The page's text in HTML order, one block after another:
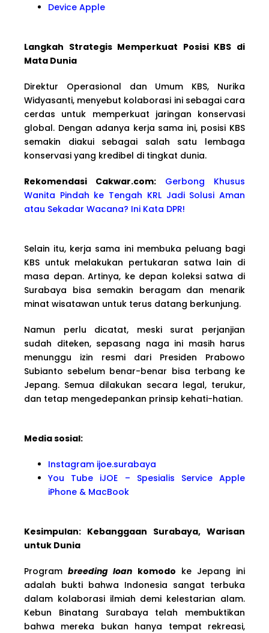
Device Apple
Langkah Strategis Memperkuat Posisi KBS di
Mata Dunia
Direktur Operasional dan Umum KBS, Nurika
Widyasanti, menyebut kolaborasi ini sebagai cara
cerdas untuk memperkuat jaringan konservasi
global. Dengan adanya kerja sama ini, posisi KBS
semakin diakui sebagai salah satu lembaga
konservasi yang kredibel di tingkat dunia.
Rekomendasi Cakwar.com: Gerbong Khusus
Wanita Pindah ke Tengah KRL Jadi Solusi Aman
atau Sekadar Wacana? Ini Kata DPR!
Selain itu, kerja sama ini membuka peluang bagi
KBS untuk melakukan pertukaran satwa lain di
masa depan. Artinya, ke depan koleksi satwa di
Surabaya bisa semakin beragam dan menarik
minat wisatawan untuk terus datang berkunjung.
Namun perlu dicatat, meski surat perjanjian
sudah diteken, sepasang naga ini masih harus
menunggu izin resmi dari Presiden Prabowo
Subianto sebelum benar-benar bisa terbang ke
Jepang. Semua dilakukan secara legal, terukur,
dan tetap mengedepankan prinsip kehati-hatian.
Media sosial:
Instagram ijoe.surabaya
You Tube iJOE – Spesialis Service Apple
iPhone & MacBook
Kesimpulan: Kebanggaan Surabaya, Warisan
untuk Dunia
Program breeding loan komodo ke Jepang ini
adalah bukti bahwa Indonesia sangat terbuka
dalam kolaborasi ilmiah demi kelestarian alam.
Kebun Binatang Surabaya telah membuktikan
bahwa mereka bukan hanya tempat rekreasi,